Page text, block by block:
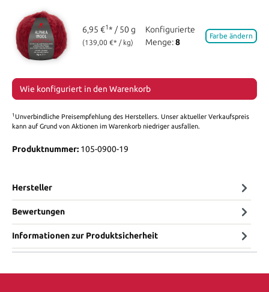
6,95 €1* / 50 g
(139,00 €* / kg)
Konfigurierte
Menge:8
Farbe ändern
Wie konfiguriert in den Warenkorb
1 Unverbindliche Preisempfehlung des Herstellers. Unser aktueller Verkaufspreis
kann auf Grund von Aktionen im Warenkorb niedriger ausfallen.
Produktnummer: 105-0900-19
Hersteller
Bewertungen
Informationen zur Produktsicherheit